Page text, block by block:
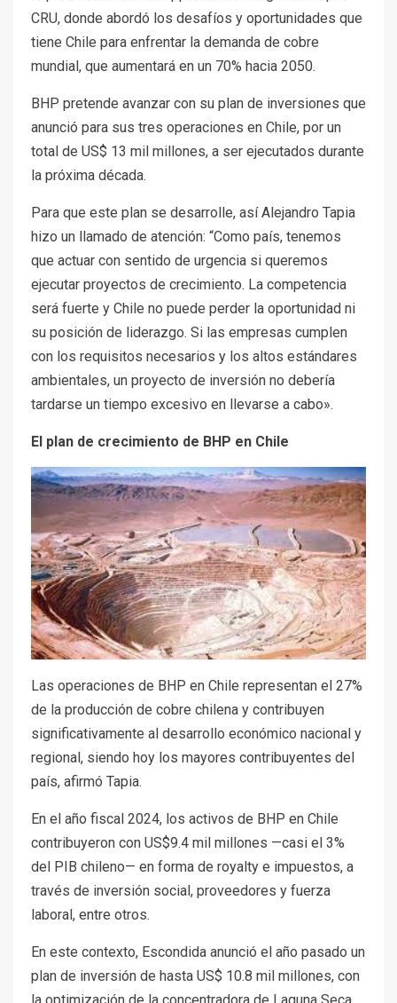
CRU, donde abordó los desafíos y oportunidades que
tiene Chile para enfrentar la demanda de cobre
mundial, que aumentará en un 70% hacia 2050.
BHP pretende avanzar con su plan de inversiones que
anunció para sus tres operaciones en Chile, por un
total de US$ 13 mil millones, a ser ejecutados durante
la próxima década.
Para que este plan se desarrolle, así Alejandro Tapia
hizo un llamado de atención: “Como país, tenemos
que actuar con sentido de urgencia si queremos
ejecutar proyectos de crecimiento. La competencia
será fuerte y Chile no puede perder la oportunidad ni
su posición de liderazgo. Si las empresas cumplen
con los requisitos necesarios y los altos estándares
ambientales, un proyecto de inversión no debería
tardarse un tiempo excesivo en llevarse a cabo».
El plan de crecimiento de BHP en Chile
Las operaciones de BHP en Chile representan el 27%
de la producción de cobre chilena y contribuyen
significativamente al desarrollo económico nacional y
regional, siendo hoy los mayores contribuyentes del
país, afirmó Tapia.
En el año fiscal 2024, los activos de BHP en Chile
contribuyeron con US$9.4 mil millones —casi el 3%
del PIB chileno— en forma de royalty e impuestos, a
través de inversión social, proveedores y fuerza
laboral, entre otros.
En este contexto, Escondida anunció el año pasado un
plan de inversión de hasta US$ 10.8 mil millones, con
la optimización de la concentradora de Laguna Seca